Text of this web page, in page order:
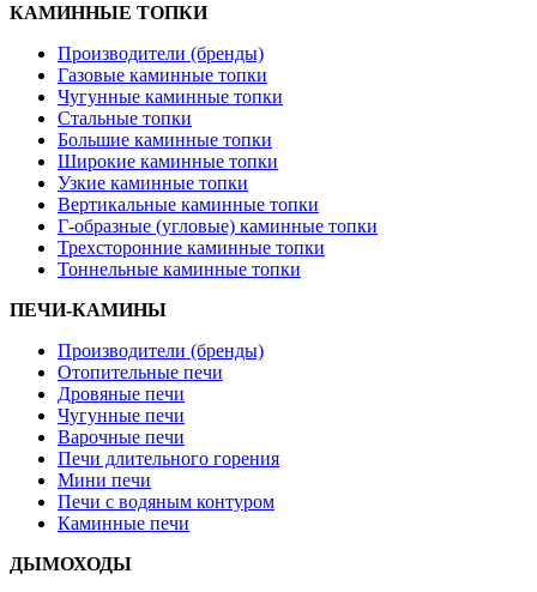
КАМИННЫЕ ТОПКИ
Производители (бренды)
Газовые каминные топки
Чугунные каминные топки
Стальные топки
Большие каминные топки
Широкие каминные топки
Узкие каминные топки
Вертикальные каминные топки
Г-образные (угловые) каминные топки
Трехсторонние каминные топки
Тоннельные каминные топки
ПЕЧИ-КАМИНЫ
Производители (бренды)
Отопительные печи
Дровяные печи
Чугунные печи
Варочные печи
Печи длительного горения
Мини печи
Печи с водяным контуром
Каминные печи
ДЫМОХОДЫ